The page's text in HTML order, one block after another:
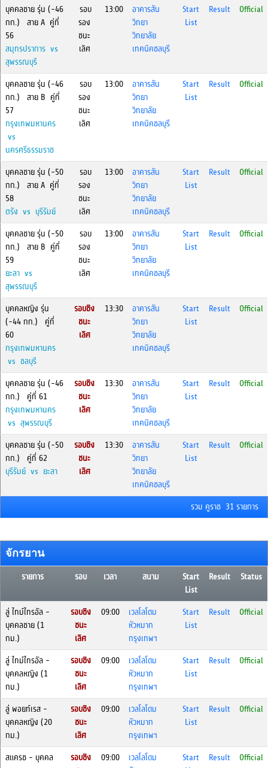
บุคคลชาย รุ่น (-46
กก.) สาย A คู่ที่
56
สมุทรปราการ vs
สุพรรณบุรี
รอบ
รอง
ชนะ
เลิศ
13:00
อาคารสัน
วิทยา
วิทยาลัย
เทคนิคชลบุรี
Start
List
Result Official
บุคคลชาย รุ่น (-46
กก.) สาย B คู่ที่
57
กรุงเทพมหานคร
vs
นครศรีธรรมราช
รอบ
รอง
ชนะ
เลิศ
13:00
อาคารสัน
วิทยา
วิทยาลัย
เทคนิคชลบุรี
Start
List
Result Official
บุคคลชาย รุ่น (-50
กก.) สาย A คู่ที่
58
ตรัง vs บุรีรัมย์
รอบ
รอง
ชนะ
เลิศ
13:00
อาคารสัน
วิทยา
วิทยาลัย
เทคนิคชลบุรี
Start
List
Result Official
บุคคลชาย รุ่น (-50
กก.) สาย B คู่ที่
59
ยะลา vs
สุพรรณบุรี
รอบ
รอง
ชนะ
เลิศ
13:00
อาคารสัน
วิทยา
วิทยาลัย
เทคนิคชลบุรี
Start
List
Result Official
บุคคลหญิง รุ่น
(-44 กก.) คู่ที่
60
กรุงเทพมหานคร
vs ชลบุรี
รอบชิง
ชนะ
เลิศ
13:30
อาคารสัน
วิทยา
วิทยาลัย
เทคนิคชลบุรี
Start
List
Result Official
บุคคลชาย รุ่น (-46
กก.) คู่ที่ 61
กรุงเทพมหานคร
vs สุพรรณบุรี
รอบชิง
ชนะ
เลิศ
13:30
อาคารสัน
วิทยา
วิทยาลัย
เทคนิคชลบุรี
Start
List
Result Official
บุคคลชาย รุ่น (-50
กก.) คู่ที่ 62
บุรีรัมย์ vs ยะลา
รอบชิง
ชนะ
เลิศ
13:30
อาคารสัน
วิทยา
วิทยาลัย
เทคนิคชลบุรี
Start
List
Result Official
รวม คูราช 31 รายการ
จักรยาน
รายการ รอบ เวลา สนาม
Start
List
Result Status
ลู่ ไทม์ไทรอัล -
บุคคลชาย (1
กม.)
รอบชิง
ชนะ
เลิศ
09:00
เวลโลโดม
หัวหมาก
กรุงเทพฯ
Start
List
Result Official
ลู่ ไทม์ไทรอัล -
บุคคลหญิง (1
กม.)
รอบชิง
ชนะ
เลิศ
09:00
เวลโลโดม
หัวหมาก
กรุงเทพฯ
Start
List
Result Official
ลู่ พอยท์เรส -
บุคคลหญิง (20
กม.)
รอบชิง
ชนะ
เลิศ
09:00
เวลโลโดม
หัวหมาก
กรุงเทพฯ
Start
List
Result Official
สแครช - บุคคล
รอบชิง
09:00
เวลโลโดม
Start
Result Official